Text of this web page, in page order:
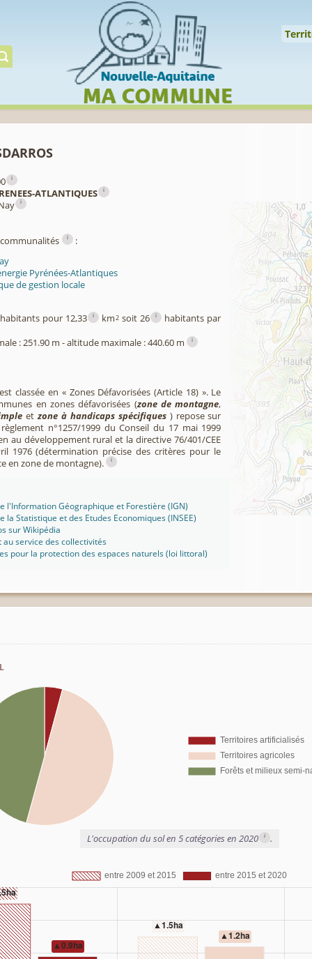
Gérer préserver
i
ATLANTIQUES i
i
i
:
Pyrénées-Atlantiques
de gestion locale
pour 12,33 i km2 soit 26 i habitants par
: 251.90 m - altitude maximale : 440.60 m i
classée en « Zones Défavorisées (Article 18) ». Le
en zones défavorisées (zone de montagne,
etzone à handicaps spécifiques) repose sur
n°1257/1999 du Conseil du 17 mai 1999
au développement rural et la directive 76/401/CEE
1976 (détermination précise des critères pour le
en zone de montagne).
i
l'Information Géographique et Forestière (IGN)
la Statistique et des Etudes Economiques (INSEE)
sur Wikipédia
au service des collectivités
pour la protection des espaces naturels (loi littoral)
L'occupation du sol en 5 catégories en 2020 i .
Cookies management panel